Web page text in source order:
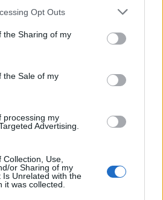
Opt Outs
the Sharing of my
the Sale of my
processing my
Advertising.
Use,
or Sharing of my
Is Unrelated with the
it was collected.
5902801422065
38.67 g
Grafit svetlý
1x úchytka, 1x skrutka